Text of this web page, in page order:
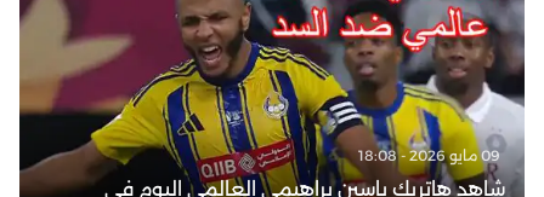
09 مايو 2026 - 18:08
شاهد هاتريك ياسين براهيمي العالمي اليوم في